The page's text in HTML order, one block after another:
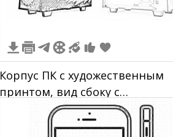
Корпус ПК с художественным
принтом, вид сбоку с
драконьим дизайном и видом с
открытой боковой панелью